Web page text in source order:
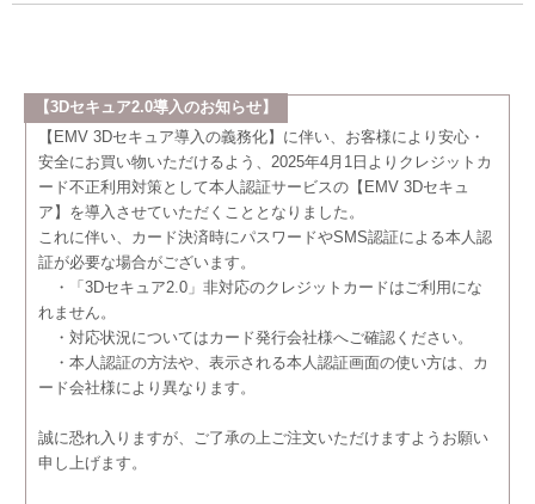
【3Dセキュア2.0導入のお知らせ】
【EMV 3Dセキュア導入の義務化】に伴い、お客様により安心・
安全にお買い物いただけるよう、2025年4月1日よりクレジットカ
ード不正利用対策として本人認証サービスの【EMV 3Dセキュ
ア】を導入させていただくこととなりました。
これに伴い、カード決済時にパスワードやSMS認証による本人認
証が必要な場合がございます。
・「3Dセキュア2.0」非対応のクレジットカードはご利用にな
れません。
・対応状況についてはカード発行会社様へご確認ください。
・本人認証の方法や、表示される本人認証画面の使い方は、カ
ード会社様により異なります。
誠に恐れ入りますが、ご了承の上ご注文いただけますようお願い
申し上げます。